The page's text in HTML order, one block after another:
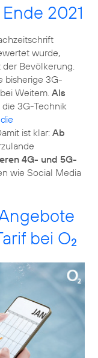
2021
wurde,
Bevölkerung.
bisherige 3G-
Weitem. Als
die 3G-Technik
ist klar:Ab
4G- und 5G-
wie Social Media
bei O2